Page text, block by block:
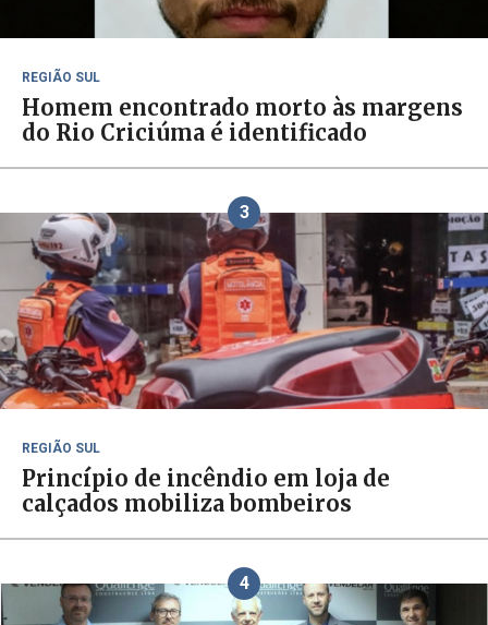
REGIÃO SUL
Homem encontrado morto às margens
do Rio Criciúma é identificado
3
REGIÃO SUL
Princípio de incêndio em loja de
calçados mobiliza bombeiros
4